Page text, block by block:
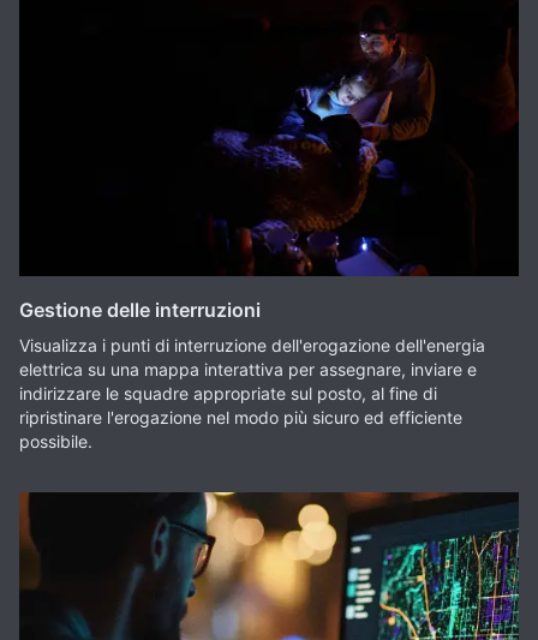
Gestione delle interruzioni
Visualizza i punti di interruzione dell'erogazione dell'energia
elettrica su una mappa interattiva per assegnare, inviare e
indirizzare le squadre appropriate sul posto, al fine di
ripristinare l'erogazione nel modo più sicuro ed efficiente
possibile.